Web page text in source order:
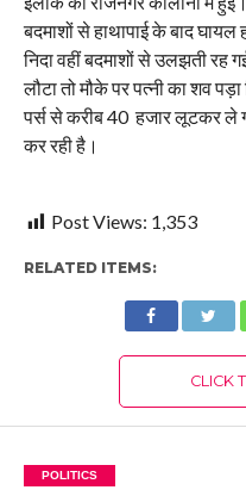
बदमाशों से हाथापाई के बाद
निदा वहीं बदमाशों से उलझती रह
लौटा तो मौके पर पत्नी का शव
पर्स से करीब 40 हजार लूटकर ले
कर रही है।
Post Views: 1,353
RELATED ITEMS:
CLICK
POLITICS